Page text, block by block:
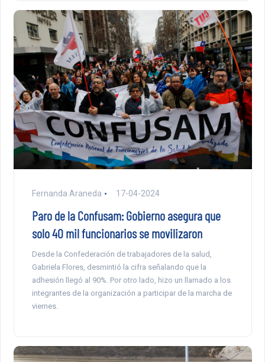
Fernanda Araneda 17-04-2024
Paro de la Confusam: Gobierno asegura que
solo 40 mil funcionarios se movilizaron
Desde la Confederación de trabajadores de la salud,
Gabriela Flores, desmintió la cifra señalando que la
adhesión llegó al 90%. Por otro lado, hizo un llamado a los
integrantes de la organización a participar de la marcha de
viernes.